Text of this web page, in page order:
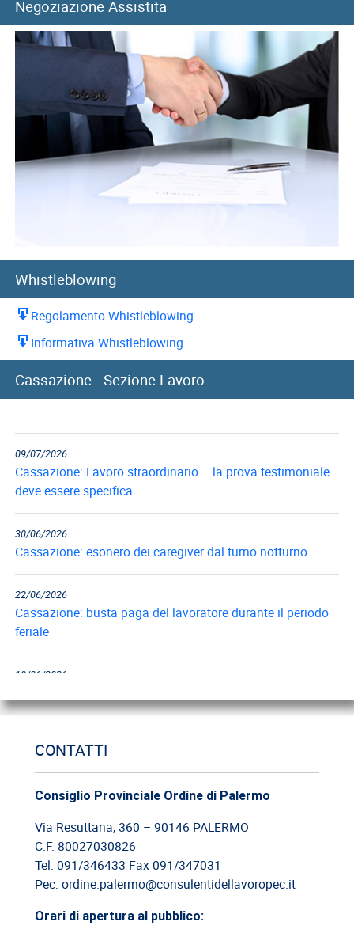
Negoziazione Assistita
Whistleblowing
Regolamento Whistleblowing
Informativa Whistleblowing
Cassazione - Sezione Lavoro
Cassazione: recupero indennità di preavviso in caso di
09/07/2026
Cassazione: Lavoro straordinario – la prova testimoniale
deve essere specifica
30/06/2026
Cassazione: esonero dei caregiver dal turno notturno
22/06/2026
Cassazione: busta paga del lavoratore durante il periodo
feriale
18/06/2026
Cassazione: estorsione e insicurezza sul posto di lavoro
09/06/2026
08/06/2026
Cassazione: legittimità del licenziamento con email
03/06/2026
CONTATTI
Consiglio Provinciale Ordine di Palermo
Via Resuttana, 360 – 90146 PALERMO
C.F. 80027030826
Tel. 091/346433 Fax 091/347031
Pec: ordine.palermo@consulentidellavoropec.it
Orari di apertura al pubblico: